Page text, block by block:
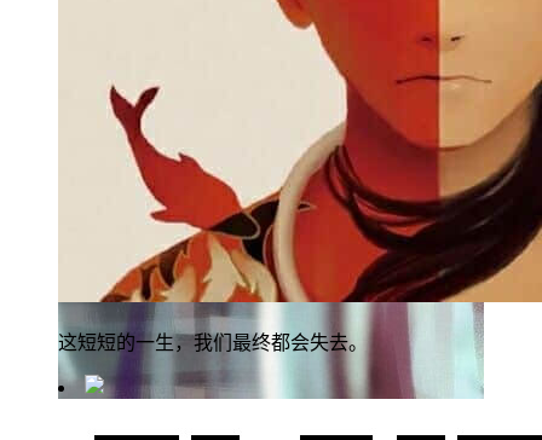
这短短的一生，我们最终都会失去。